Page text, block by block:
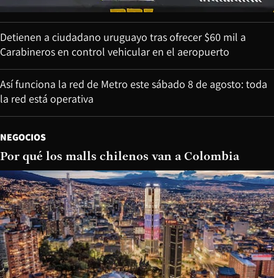
Detienen a ciudadano uruguayo tras ofrecer $60 mil a
Carabineros en control vehicular en el aeropuerto
Así funciona la red de Metro este sábado 8 de agosto: toda
la red está operativa
NEGOCIOS
Por qué los malls chilenos van a Colombia